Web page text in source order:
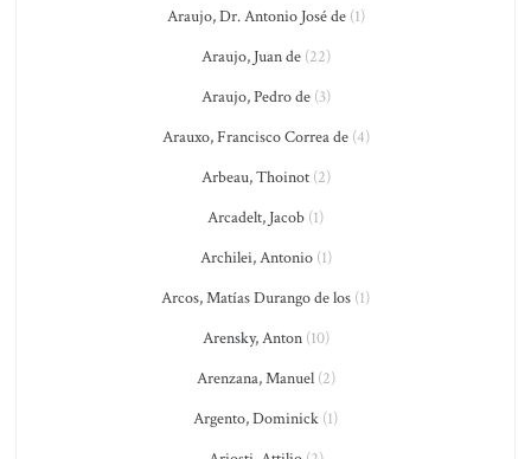
Araujo, Dr. Antonio José de(1)
Araujo, Juan de(22)
Araujo, Pedro de(3)
Arauxo, Francisco Correa de(4)
Arbeau, Thoinot(2)
Arcadelt, Jacob (1)
Archilei, Antonio(1)
Arcos, Matías Durango de los (1)
Arensky, Anton(10)
Arenzana, Manuel(2)
Argento, Dominick (1)